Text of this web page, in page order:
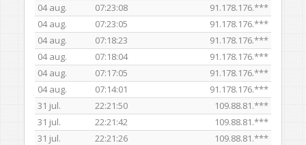
04 aug.
07:23:08
91.178.176.***
04 aug.
07:23:05
91.178.176.***
04 aug.
07:18:23
91.178.176.***
04 aug.
07:18:04
91.178.176.***
04 aug.
07:17:05
91.178.176.***
04 aug.
07:14:01
91.178.176.***
31 jul.
22:21:50
109.88.81.***
31 jul.
22:21:42
109.88.81.***
31 jul.
22:21:26
109.88.81.***